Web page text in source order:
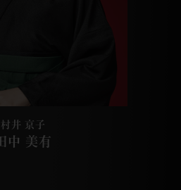
村井 京子
田中 美有